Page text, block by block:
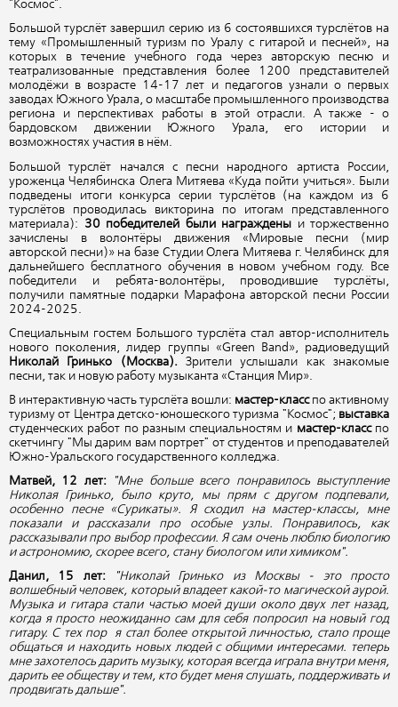
"Космос".
Большой турслёт завершил серию из 6 состоявшихся турслётов на
тему «Промышленный туризм по Уралу с гитарой и песней», на
которых в течение учебного года через авторскую песню и
театрализованные представления более 1200 представителей
молодёжи в возрасте 14-17 лет и педагогов узнали о первых
заводах Южного Урала, о масштабе промышленного производства
региона и перспективах работы в этой отрасли. А также - о
бардовском движении Южного Урала, его истории и
возможностях участия в нём.
Большой турслёт начался с песни народного артиста России,
уроженца Челябинска Олега Митяева «Куда пойти учиться». Были
подведены итоги конкурса серии турслётов (на каждом из 6
турслётов проводилась викторина по итогам представленного
материала):
30 победителей были награждены и торжественно
зачислены в волонтёры движения «Мировые песни (мир
авторской песни)» на базе Студии Олега Митяева г. Челябинск для
дальнейшего бесплатного обучения в новом учебном году. Все
победители и ребята-волонтёры, проводившие турслёты,
получили памятные подарки Марафона авторской песни России
2024-2025.
Специальным гостем Большого турслёта стал автор-исполнитель
нового поколения, лидер группы «Green Band», радиоведущий
Николай Гринько
(Москва).Зрители услышали как знакомые
песни, так и новую работу музыканта «Станция Мир».
В интерактивную часть турслёта вошли: мастер-класспо активному
туризму от Центра детско-юношеского туризма "Космос"; выставка
студенческих работ по разным специальностям и мастер-класспо
скетчингу "Мы дарим вам портрет" от студентов и преподавателей
Южно-Уральского государственного колледжа.
Матвей, 12 лет:
"Мне больше всего понравилось выступление
Николая Гринько, было круто, мы прям с другом подпевали,
особенно песне «Сурикаты». Я сходил на мастер-классы, мне
показали и рассказали про особые узлы. Понравилось, как
рассказывали про выбор профессии. Я сам очень люблю биологию
и астрономию, скорее всего, стану биологом или химиком".
Данил, 15 лет:"Николай Гринько из Москвы - это просто
волшебный человек, который владеет какой-то магической аурой.
Музыка и гитара стали частью моей души около двух лет назад,
когда я просто неожиданно сам для себя попросил на новый год
гитару. С тех пор я стал более открытой личностью, стало проще
общаться и находить новых людей с общими интересами. теперь
мне захотелось дарить музыку, которая всегда играла внутри меня,
дарить ее обществу и тем, кто будет меня слушать, поддерживать и
продвигать дальше".